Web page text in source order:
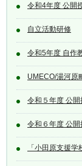
令和4年度 公開
自立活動研修
令和5年度 自作
UMECO/湯河原
令和５年度 公
令和６年度 公
「小田原支援